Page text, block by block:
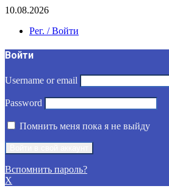
10.08.2026
Рег. / Войти
Войти
Username or email
Password
Помнить меня пока я не выйду
Вспомнить пароль?
X